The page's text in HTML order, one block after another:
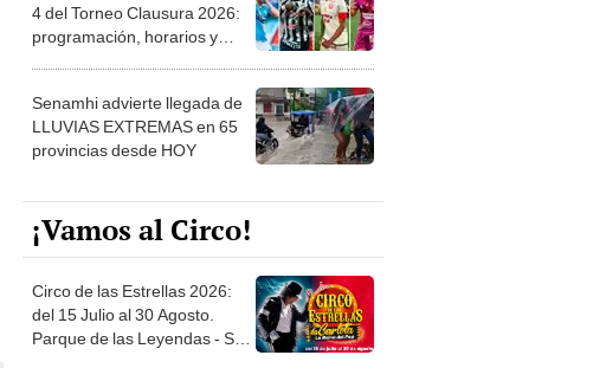
4 del Torneo Clausura 2026:
programación, horarios y
Senamhi advierte llegada de
LLUVIAS EXTREMAS en 65
provincias desde HOY
¡Vamos al Circo!
Circo de las Estrellas 2026:
del 15 Julio al 30 Agosto.
Parque de las Leyendas - San